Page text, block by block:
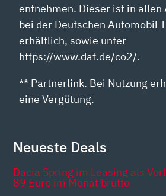
entnehmen. Dieser ist in allen
bei der Deutschen Automobil
erhältlich, sowie unter
https://www.dat.de/co2/.
** Partnerlink. Bei Nutzung
eine Vergütung.
Neueste Deals
Dacia Spring im Leasing als
89 Euro im Monat brutto